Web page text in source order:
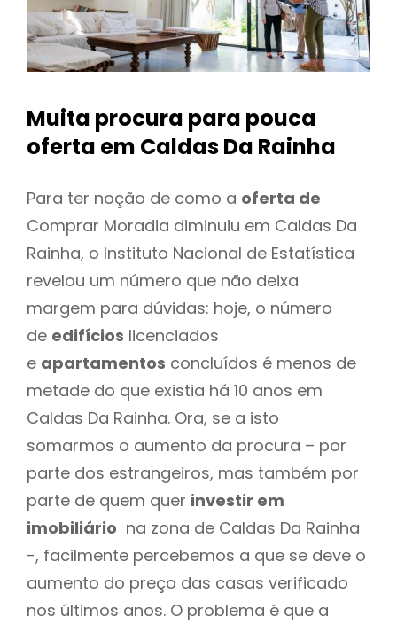
Muita procura para pouca
oferta em Caldas Da Rainha
Para ter noção de como a oferta de
Comprar Moradia diminuiu em Caldas Da
Rainha, o Instituto Nacional de Estatística
revelou um número que não deixa
margem para dúvidas: hoje, o número
de edifícios licenciados
e apartamentos concluídos é menos de
metade do que existia há 10 anos em
Caldas Da Rainha. Ora, se a isto
somarmos o aumento da procura – por
parte dos estrangeiros, mas também por
parte de quem quer investir em
imobiliário na zona de Caldas Da Rainha
-, facilmente percebemos a que se deve o
aumento do preço das casas verificado
nos últimos anos. O problema é que a